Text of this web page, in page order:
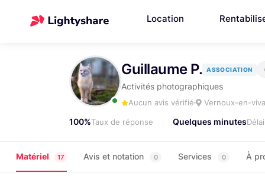
Location
Guillaume P. ASSOCIATION
Activités photographiques
Aucun avis vérifié Vernoux-en-
100%Taux de réponse Quelques minutes
Matériel 17 Avis et notation 0 Services 0 À